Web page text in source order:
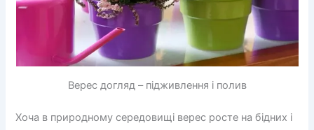
Верес догляд – підживлення і полив
Хоча в природному середовищі верес росте на бідних і